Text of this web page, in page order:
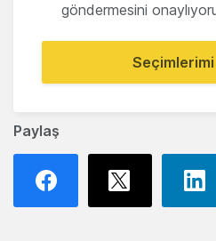
Paylaş
göndermesini